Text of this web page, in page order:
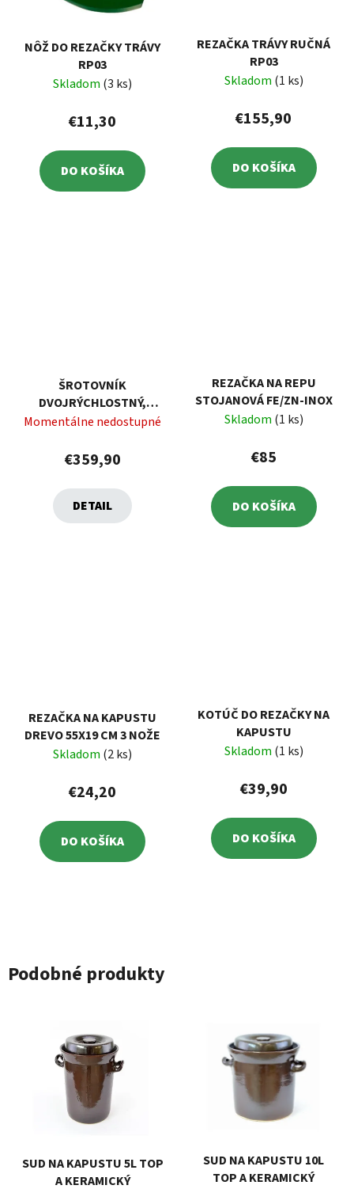
NÔŽ DO REZAČKY TRÁVY
RP03
Skladom (3 ks)
€11,30
DO KOŠÍKA
REZAČKA TRÁVY RUČNÁ
RP03
Skladom (1 ks)
€155,90
DO KOŠÍKA
ŠROTOVNÍK
DVOJRÝCHLOSTNÝ,
1,5KW, 230V, OBJEM 50L
Momentálne nedostupné
€359,90
DETAIL
REZAČKA NA REPU
STOJANOVÁ FE/ZN-INOX
Skladom (1 ks)
€85
DO KOŠÍKA
REZAČKA NA KAPUSTU
DREVO 55X19 CM 3 NOŽE
Skladom (2 ks)
€24,20
DO KOŠÍKA
KOTÚČ DO REZAČKY NA
KAPUSTU
Skladom (1 ks)
€39,90
DO KOŠÍKA
Podobné produkty
SUD NA KAPUSTU 5L TOP
A KERAMICKÝ
SUD NA KAPUSTU 10L
TOP A KERAMICKÝ